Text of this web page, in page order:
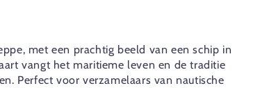
met een prachtig beeld van een schip in
vangt het maritieme leven en de traditie
Perfect voor verzamelaars van nautische